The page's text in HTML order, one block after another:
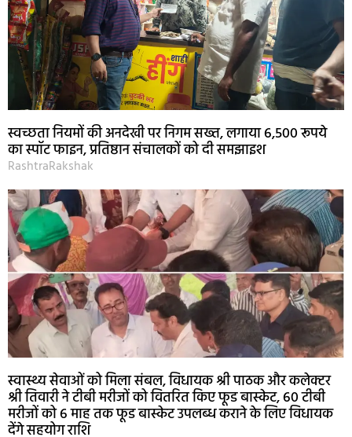
स्वच्छता नियमों की अनदेखी पर निगम सख्त, लगाया 6,500 रूपये
का स्पॉट फाइन, प्रतिष्ठान संचालकों को दी समझाइश
RashtraRakshak
स्वास्थ्य सेवाओं को मिला संबल, विधायक श्री पाठक और कलेक्टर
श्री तिवारी ने टीबी मरीजों को वितरित किए फूड बास्केट, 60 टीबी
मरीजों को 6 माह तक फूड बास्केट उपलब्ध कराने के लिए विधायक
देंगे सहयोग राशि